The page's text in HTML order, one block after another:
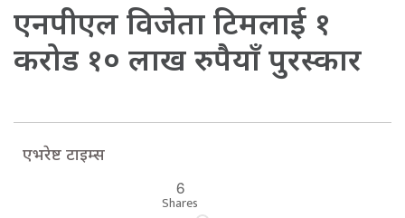
एनपीएल विजेता टिमलाई १
करोड १० लाख रुपैयाँ पुरस्कार
एभरेष्ट टाइम्स
6
Shares